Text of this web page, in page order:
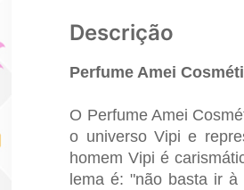
Descrição
Perfume Amei
O Perfume Amei
o universo Vipi e
homem Vipi é
lema é: "não basta ir à